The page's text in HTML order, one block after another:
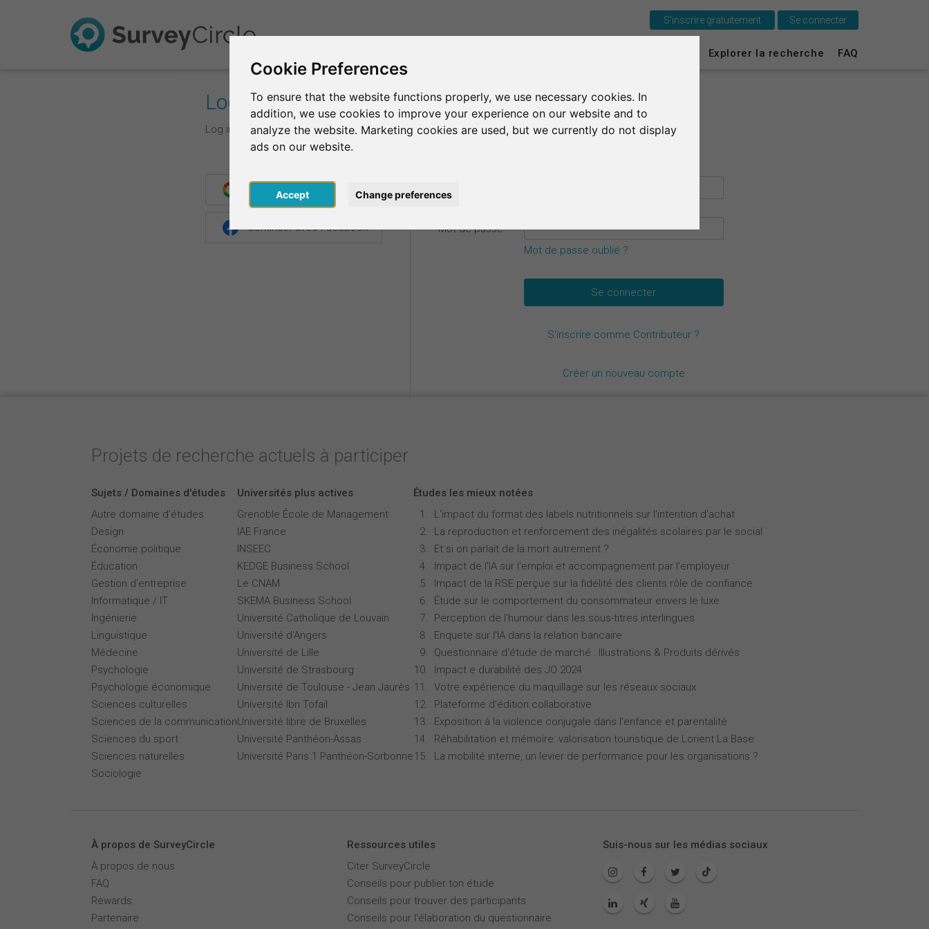
Cookie Preferences
To ensure that the website functions properly, we use necessary cookies. In
addition, we use cookies to improve your experience on our website and to
analyze the website. Marketing cookies are used, but we currently do not display
ads on our website.
Accept Change preferences
Explorer la recherche FAQ
S'inscrire gratuitement Se connecter
Log In
Log in with your login details.
Continuer avec Google
Continuer avec Facebook Mot de passe*
Mot de passe oublié ?
S'inscrire comme Contributeur ?
Créer un nouveau compte
Projets de recherche actuels à participer
Sujets / Domaines d'études
Autre domaine d'études
Design
Économie politique
Éducation
Gestion d'entreprise
Informatique / IT
Ingénierie
Linguistique
Médecine
Psychologie
Psychologie économique
Sciences culturelles
Sciences de la communication
Sciences du sport
Sciences naturelles
Sociologie
Universités plus actives
Grenoble École de Management
IAE France
INSEEC
KEDGE Business School
Le CNAM
SKEMA Business School
Université Catholique de Louvain
Université d'Angers
Université de Lille
Université de Strasbourg
Université de Toulouse - Jean Jaurès
Université Ibn Tofail
Université libre de Bruxelles
Université Panthéon-Assas
Université Paris 1 Panthéon-Sorbonne
Études les mieux notées
L'impact du format des labels nutritionnels sur l'intention d'achat
La reproduction et renforcement des inégalités scolaires par le social
Et si on parlait de la mort autrement ?
Impact de l'IA sur l'emploi et accompagnement par l'employeur
Impact de la RSE perçue sur la fidélité des clients rôle de confiance
Étude sur le comportement du consommateur envers le luxe
Perception de l'humour dans les sous-titres interlingues
Enquete sur l'IA dans la relation bancaire
Questionnaire d'étude de marché : Illustrations & Produits dérivés
Impact e durabilité des JO 2024
Votre expérience du maquillage sur les réseaux sociaux
Plateforme d'édition collaborative
Exposition à la violence conjugale dans l'enfance et parentalité
Réhabilitation et mémoire: valorisation touristique de Lorient La Base
La mobilité interne, un levier de performance pour les organisations ?
À propos de SurveyCircle
À propos de nous
FAQ
Rewards
Partenaire
Ressources utiles
Citer SurveyCircle
Conseils pour publier ton étude
Conseils pour trouver des participants
Conseils pour l'élaboration du questionnaire
Suis-nous sur les médias sociaux